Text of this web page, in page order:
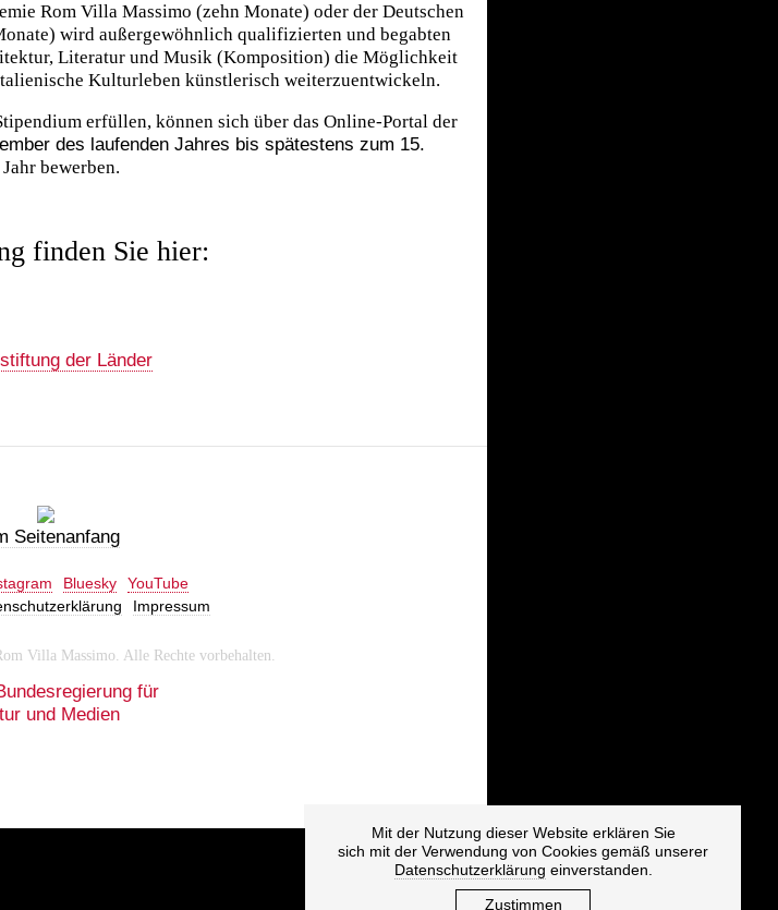
Mit der Nutzung dieser Website erklären Sie
sich mit der Verwendung von Cookies gemäß unserer
Datenschutzerklärung einverstanden.
Zustimmen
Rom Villa Massimo (zehn Monate) oder der Deutschen
wird außergewöhnlich qualifizierten und begabten
Literatur und Musik (Komposition) die Möglichkeit
Kulturleben künstlerisch weiterzuentwickeln.
erfüllen, können sich über das Online-Portal der
des laufenden Jahres bis spätestens zum 15.
bewerben.
finden Sie hier:
der Länder
Seitenanfang
Bluesky
YouTube
Impressum
Villa Massimo. Alle Rechte vorbehalten.